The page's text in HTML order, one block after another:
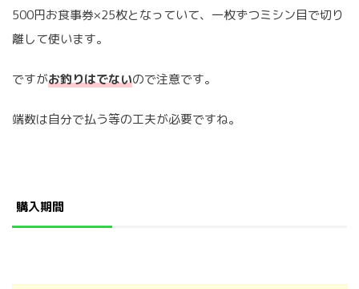
500円お食事券×25枚となっていて、一枚ずつミシン目で切り
離して使います。
ですがお釣りはでないので注意です。
端数は自分で払う等の工夫が必要ですね。
購入期間